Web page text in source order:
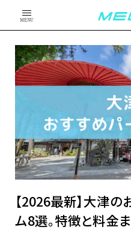
MENU
【2026最新】大津
ム8選。特徴と料金